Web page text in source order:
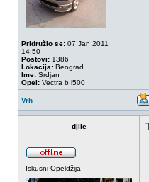
Pridružio se: 07 Jan 2011
14:50
Postovi: 1386
Lokacija: Beograd
Ime: Srdjan
Opel: Vectra b i500
Vrh
djile
Iskusni Opeldžija